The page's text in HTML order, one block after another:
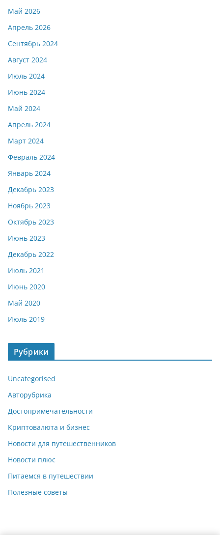
Май 2026
Апрель 2026
Сентябрь 2024
Август 2024
Июль 2024
Июнь 2024
Май 2024
Апрель 2024
Март 2024
Февраль 2024
Январь 2024
Декабрь 2023
Ноябрь 2023
Октябрь 2023
Июнь 2023
Декабрь 2022
Июль 2021
Июнь 2020
Май 2020
Июль 2019
Рубрики
Uncategorised
Авторубрика
Достопримечательности
Криптовалюта и бизнес
Новости для путешественников
Новости плюс
Питаемся в путешествии
Полезные советы